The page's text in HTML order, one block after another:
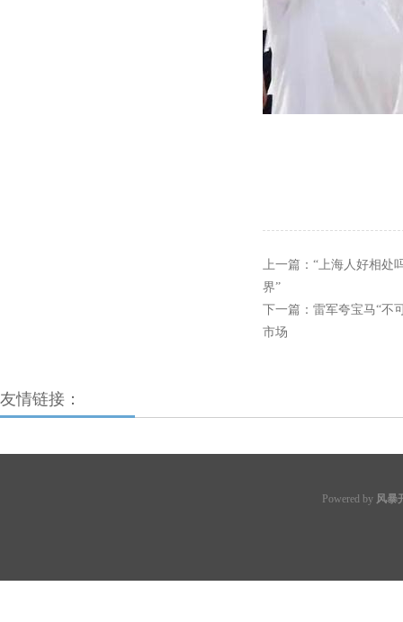
上一篇： “上海人好相处
界”
下一篇： 雷军夸宝马“不
市场
友情链接：
Powered by 风暴